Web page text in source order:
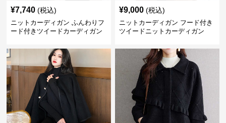
¥7,740 (税込)
ニットカーディガン ふんわりフ
ード付きツイードカーディガン
¥9,000 (税込)
ニットカーディガン フード付き
ツイードニットカーディガン